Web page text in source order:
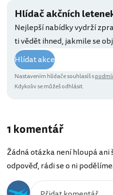
Hlídač akčních
Nejlepší nabídky vydrží
ti vědět ihned, jakmile se
Hlídat akce
Nastavením hlídače souhlasíš s
Kdykoliv se můžeš odhlásit.
1 komentář
Žádná otázka není hloupá ani
odpověď, rádi se o ni podělíme.